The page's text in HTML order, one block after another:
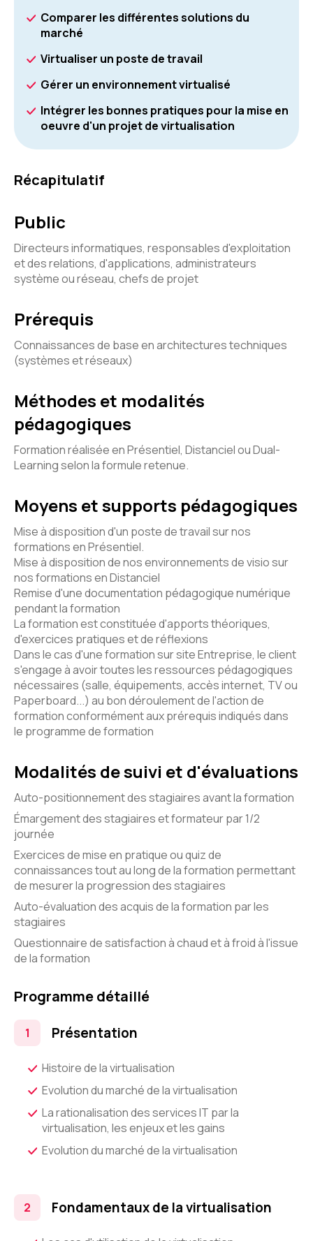
Comparer les différentes solutions du
marché
Virtualiser un poste de travail
Gérer un environnement virtualisé
Intégrer les bonnes pratiques pour la mise en
oeuvre d'un projet de virtualisation
Récapitulatif
Public
Directeurs informatiques, responsables d'exploitation
et des relations, d'applications, administrateurs
système ou réseau, chefs de projet
Prérequis
Connaissances de base en architectures techniques
(systèmes et réseaux)
Méthodes et modalités
pédagogiques
Formation réalisée en Présentiel, Distanciel ou Dual-
Learning selon la formule retenue.
Moyens et supports pédagogiques
Mise à disposition d'un poste de travail sur nos
formations en Présentiel.
Mise à disposition de nos environnements de visio sur
nos formations en Distanciel
Remise d'une documentation pédagogique numérique
pendant la formation
La formation est constituée d'apports théoriques,
d'exercices pratiques et de réflexions
Dans le cas d'une formation sur site Entreprise, le client
s'engage à avoir toutes les ressources pédagogiques
nécessaires (salle, équipements, accès internet, TV ou
Paperboard...) au bon déroulement de l'action de
formation conformément aux prérequis indiqués dans
le programme de formation
Modalités de suivi et d'évaluations
Auto-positionnement des stagiaires avant la formation
Émargement des stagiaires et formateur par 1/2
journée
Exercices de mise en pratique ou quiz de
connaissances tout au long de la formation permettant
de mesurer la progression des stagiaires
Auto-évaluation des acquis de la formation par les
stagiaires
Questionnaire de satisfaction à chaud et à froid à l'issue
de la formation
Programme détaillé
Présentation
Histoire de la virtualisation
Evolution du marché de la virtualisation
La rationalisation des services IT par la
virtualisation, les enjeux et les gains
Evolution du marché de la virtualisation
Fondamentaux de la virtualisation